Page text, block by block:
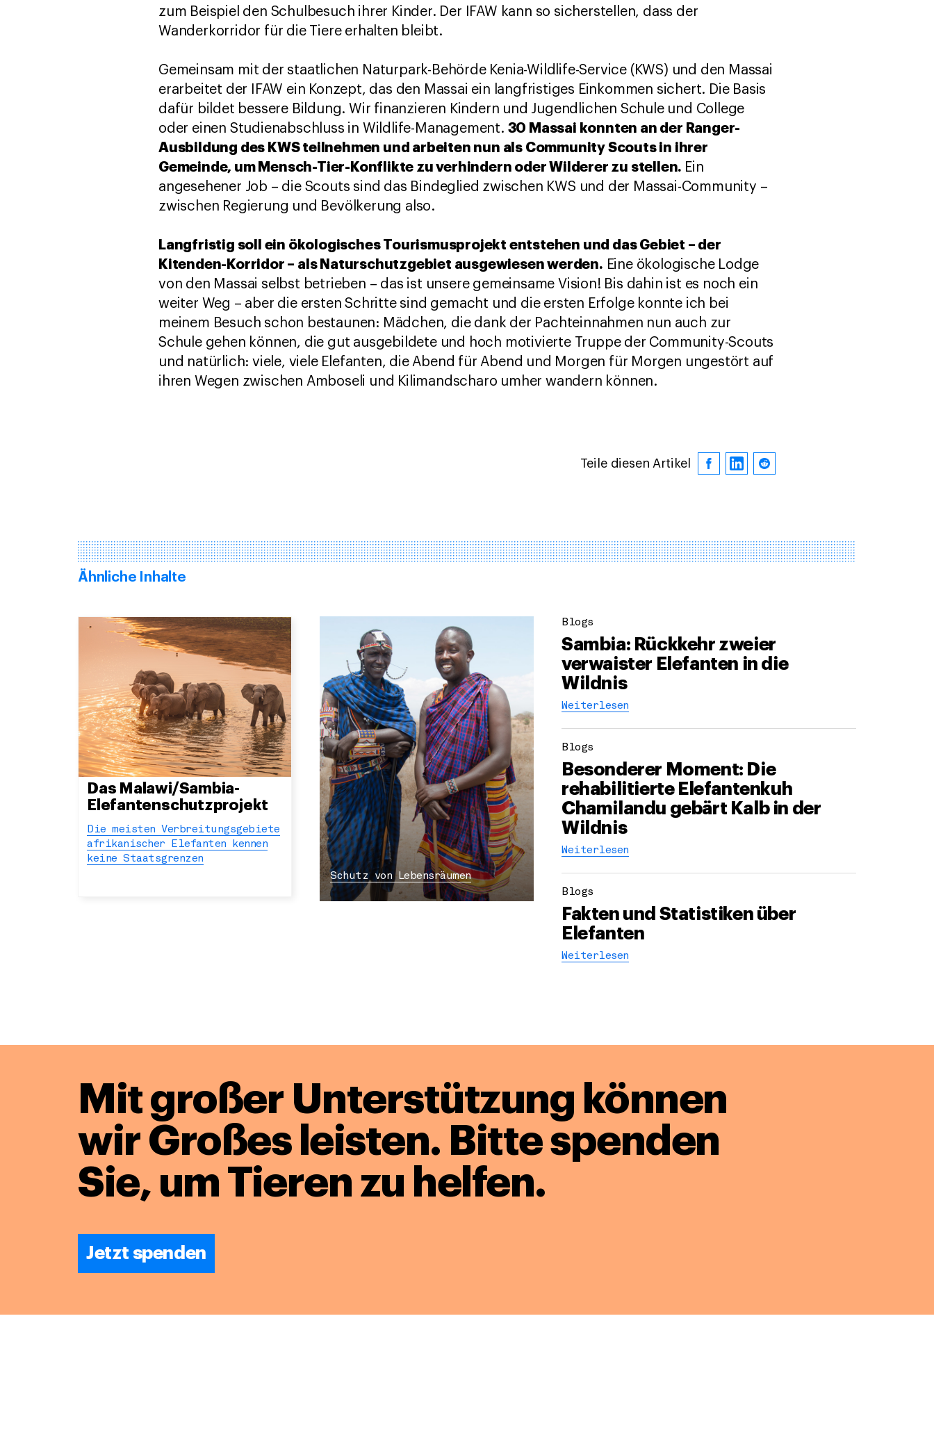
zum Beispiel den Schulbesuch ihrer Kinder. Der IFAW kann so sicherstellen, dass der
Wanderkorridor für die Tiere erhalten bleibt.
Gemeinsam mit der staatlichen Naturpark-Behörde Kenia-Wildlife-Service (KWS) und den Massai
erarbeitet der IFAW ein Konzept, das den Massai ein langfristiges Einkommen sichert. Die Basis
dafür bildet bessere Bildung. Wir finanzieren Kindern und Jugendlichen Schule und College
oder einen Studienabschluss in Wildlife-Management. 30 Massai konnten an der Ranger-
Ausbildung des KWS teilnehmen und arbeiten nun als Community Scouts in ihrer
Gemeinde, um Mensch-Tier-Konflikte zu verhindern oder Wilderer zu stellen. Ein
angesehener Job – die Scouts sind das Bindeglied zwischen KWS und der Massai-Community –
zwischen Regierung und Bevölkerung also.
Langfristig soll ein ökologisches Tourismusprojekt entstehen und das Gebiet – der
Kitenden-Korridor – als Naturschutzgebiet ausgewiesen werden. Eine ökologische Lodge
von den Massai selbst betrieben – das ist unsere gemeinsame Vision! Bis dahin ist es noch ein
weiter Weg – aber die ersten Schritte sind gemacht und die ersten Erfolge konnte ich bei
meinem Besuch schon bestaunen: Mädchen, die dank der Pachteinnahmen nun auch zur
Schule gehen können, die gut ausgebildete und hoch motivierte Truppe der Community-Scouts
und natürlich: viele, viele Elefanten, die Abend für Abend und Morgen für Morgen ungestört auf
ihren Wegen zwischen Amboseli und Kilimandscharo umher wandern können.
Teile diesen Artikel
Ähnliche Inhalte
Das Malawi/Sambia-
Elefantenschutzprojekt
Die meisten Verbreitungsgebiete
afrikanischer Elefanten kennen
keine Staatsgrenzen
Schutz von Lebensräumen
Blogs
Sambia: Rückkehr zweier
verwaister Elefanten in die
Wildnis
Weiterlesen
Blogs
Besonderer Moment: Die
rehabilitierte Elefantenkuh
Chamilandu gebärt Kalb in der
Wildnis
Weiterlesen
Blogs
Fakten und Statistiken über
Elefanten
Weiterlesen
Mit großer Unterstützung können
wir Großes leisten. Bitte spenden
Sie, um Tieren zu helfen.
Jetzt spenden